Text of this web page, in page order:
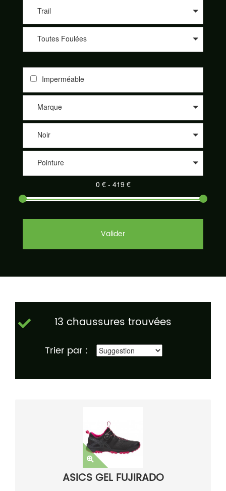
Asolo, Bestard, Brooks, Dynafit, Élémentaire, Five Fingers,
On-Running, Raidlight, Salewa, Salomon, Saucony, Scarpa,
Scott, Tecnica et Topo athletic. Nos partenaires sont de plus en
de Philippe, Trail Store, Télémark Pyrénées, Alpinstore ou
encore Chullanka. Et cela au meilleur prix. Naviguez sur le
comparateur, sélectionnez les critères de votre choix et
découvrez votre paire de chaussures de sport adaptée parmi
un large éventail.
Trail
Toutes Foulées
Imperméable
Marque
Noir
Pointure
Valider
13 chaussures trouvées
Trier par :
ASICS GEL FUJIRADO